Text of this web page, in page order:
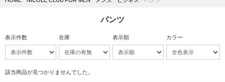
パンツ
表示件数 在庫 表示順 カラー
該当商品が見つかりませんでした。